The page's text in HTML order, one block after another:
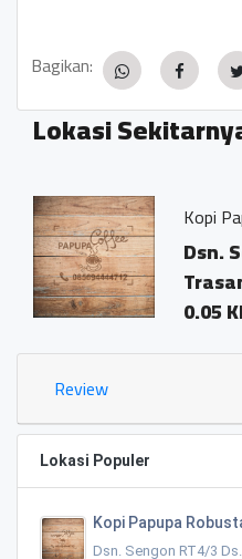
Bagikan:
Lokasi
Kopi Papupa Robusta
Dsn. Sengon RT4/3 Ds.
Trasan Kec. Bandongan
0.05 KM
Review
Lokasi Populer
Kopi Papupa
Dsn. Sengon RT4/3